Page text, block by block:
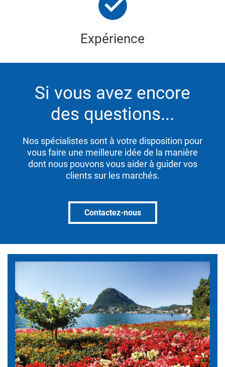
Expérience
Si vous avez encore
des questions...
Nos spécialistes sont à votre disposition pour
vous faire une meilleure idée de la manière
dont nous pouvons vous aider à guider vos
clients sur les marchés.
Contactez-nous